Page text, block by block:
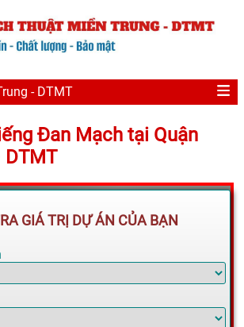
- DTMT
Đan Mạch tại Quận
DTMT
GIÁ TRỊ DỰ ÁN CỦA BẠN